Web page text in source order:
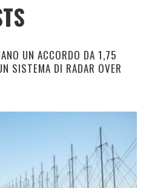
UN ACCORDO DA 1,75
SISTEMA DI RADAR OVER